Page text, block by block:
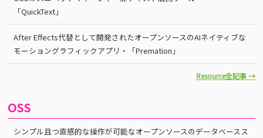
「QuickText」
After Effects代替として開発されたオープンソースのAIネイティブな
モーショングラフィックアプリ・「Premation」
Resource全記事 →
OSS
シンプル且つ直感的な操作が可能なオープンソースのデータベースス